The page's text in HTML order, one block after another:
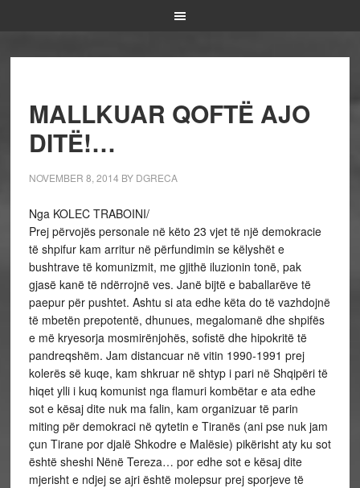
MALLKUAR QOFTË AJO
DITË!…
NOVEMBER 8, 2014 BY DGRECA
Nga KOLEC TRABOINI/
Prej përvojës personale në këto 23 vjet të një demokracie
të shpifur kam arritur në përfundimin se këlyshët e
bushtrave të komunizmit, me gjithë iluzionin tonë, pak
gjasë kanë të ndërrojnë ves. Janë bijtë e baballarëve të
paepur për pushtet. Ashtu si ata edhe këta do të vazhdojnë
të mbetën prepotentë, dhunues, megalomanë dhe shpifës
e më kryesorja mosmirënjohës, sofistë dhe hipokritë të
pandreqshëm. Jam distancuar në vitin 1990-1991 prej
kolerës së kuqe, kam shkruar në shtyp i pari në Shqipëri të
hiqet ylli i kuq komunist nga flamuri kombëtar e ata edhe
sot e kësaj dite nuk ma falin, kam organizuar të parin
miting për demokraci në qytetin e Tiranës (ani pse nuk jam
çun Tirane por djalë Shkodre e Malësie) pikërisht aty ku sot
është sheshi Nënë Tereza… por edhe sot e kësaj dite
mjerisht e ndjej se ajri është molepsur prej sporjeve të